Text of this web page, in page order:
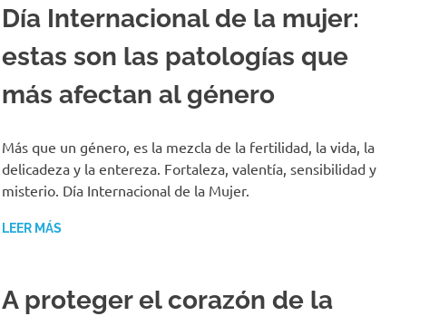
Día Internacional de la mujer:
estas son las patologías que
más afectan al género
Más que un género, es la mezcla de la fertilidad, la vida, la
delicadeza y la entereza. Fortaleza, valentía, sensibilidad y
misterio. Día Internacional de la Mujer.
LEER MÁS
A proteger el corazón de la